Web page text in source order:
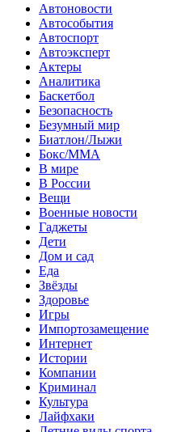
Автоновости
Автособытия
Автоспорт
Автоэксперт
Актеры
Аналитика
Баскетбол
Безопасность
Безумный мир
Биатлон/Лыжи
Бокс/MMA
В мире
В России
Вещи
Военные новости
Гаджеты
Дети
Дом и сад
Еда
Звёзды
Здоровье
Игры
Импортозамещение
Интернет
Истории
Компании
Криминал
Культура
Лайфхаки